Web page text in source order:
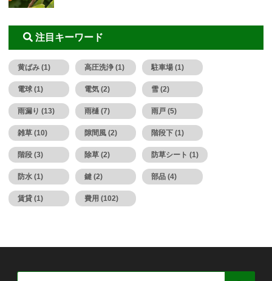
注目キーワード
黄ばみ (1) 高圧洗浄 (1) 駐車場 (1)
電球 (1) 電気 (2) 雪 (2)
雨漏り (13) 雨樋 (7) 雨戸 (5)
雑草 (10) 隙間風 (2) 階段下 (1)
階段 (3) 除草 (2) 防草シート (1)
防水 (1) 鍵 (2) 部品 (4)
賃貸 (1) 費用 (102)